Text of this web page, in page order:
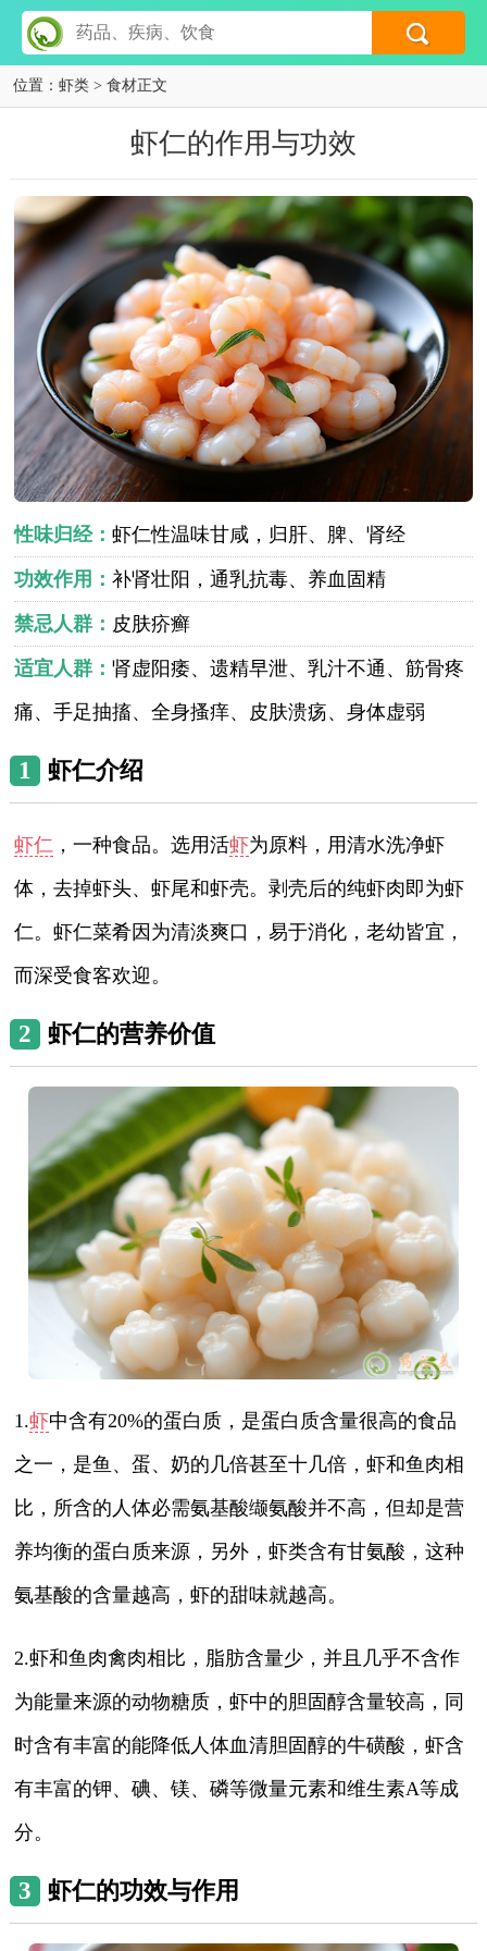
位置： 虾类 > 食材正文
虾仁的作用与功效
性味归经：虾仁性温味甘咸，归肝、脾、肾经
功效作用：补肾壮阳，通乳抗毒、养血固精
禁忌人群： 皮肤疥癣
适宜人群：肾虚阳痿、遗精早泄、乳汁不通、筋骨疼
痛、手足抽搐、全身搔痒、皮肤溃疡、身体虚弱
1 虾仁介绍
虾仁 ，一种食品。选用活虾为原料，用清水洗净虾
体，去掉虾头、虾尾和虾壳。剥壳后的纯虾肉即为虾
仁。虾仁菜肴因为清淡爽口，易于消化，老幼皆宜，
而深受食客欢迎。
2 虾仁的营养价值
1.虾中含有20%的蛋白质，是蛋白质含量很高的食品
之一，是鱼、蛋、奶的几倍甚至十几倍，虾和鱼肉相
比，所含的人体必需氨基酸缬氨酸并不高，但却是营
养均衡的蛋白质来源，另外，虾类含有甘氨酸，这种
氨基酸的含量越高，虾的甜味就越高。
2.虾和鱼肉禽肉相比，脂肪含量少，并且几乎不含作
为能量来源的动物糖质，虾中的胆固醇含量较高，同
时含有丰富的能降低人体血清胆固醇的牛磺酸，虾含
有丰富的钾、碘、镁、磷等微量元素和维生素A等成
分。
3 虾仁的功效与作用